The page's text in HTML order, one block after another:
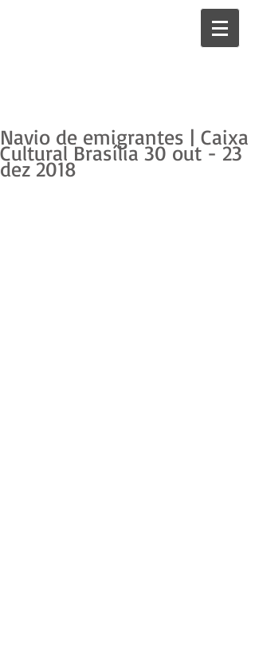
Navio de emigrantes | Caixa
Cultural Brasília 30 out - 23
dez 2018